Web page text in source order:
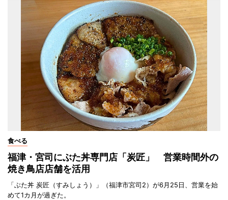
食べる
福津・宮司にぶた丼専門店「炭匠」 営業時間外の
焼き鳥店店舗を活用
「ぶた丼 炭匠（すみしょう）」（福津市宮司2）が6月25日、営業を始
めて1カ月が過ぎた。